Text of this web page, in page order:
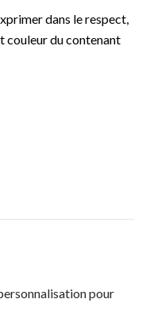
dans le respect,
couleur du contenant
pour